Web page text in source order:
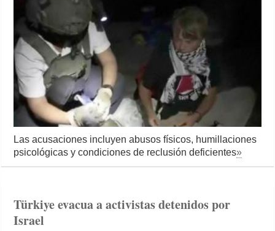
Las acusaciones incluyen abusos físicos, humillaciones
psicológicas y condiciones de reclusión deficientes»
Türkiye evacua a activistas detenidos por
Israel